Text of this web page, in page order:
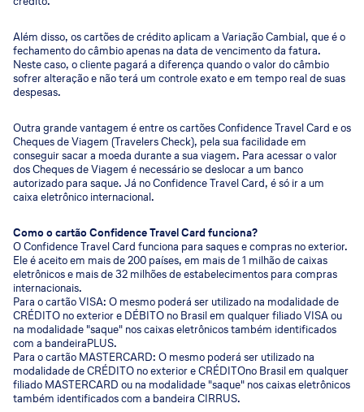
Além disso, os cartões de crédito aplicam a Variação Cambial, que é o
fechamento do câmbio apenas na data de vencimento da fatura.
Neste caso, o cliente pagará a diferença quando o valor do câmbio
sofrer alteração e não terá um controle exato e em tempo real de suas
despesas.
Outra grande vantagem é entre os cartões Confidence Travel Card e os
Cheques de Viagem (Travelers Check), pela sua facilidade em
conseguir sacar a moeda durante a sua viagem. Para acessar o valor
dos Cheques de Viagem é necessário se deslocar a um banco
autorizado para saque. Já no Confidence Travel Card, é só ir a um
caixa eletrônico internacional.
Como o cartão Confidence Travel Card funciona?
O Confidence Travel Card funciona para saques e compras no exterior.
Ele é aceito em mais de 200 países, em mais de 1 milhão de caixas
eletrônicos e mais de 32 milhões de estabelecimentos para compras
internacionais.
Para o cartão VISA: O mesmo poderá ser utilizado na modalidade de
CRÉDITO no exterior e DÉBITO no Brasil em qualquer filiado VISA ou
na modalidade "saque" nos caixas eletrônicos também identificados
com a bandeiraPLUS.
Para o cartão MASTERCARD: O mesmo poderá ser utilizado na
modalidade de CRÉDITO no exterior e CRÉDITOno Brasil em qualquer
filiado MASTERCARD ou na modalidade "saque" nos caixas eletrônicos
também identificados com a bandeira CIRRUS.